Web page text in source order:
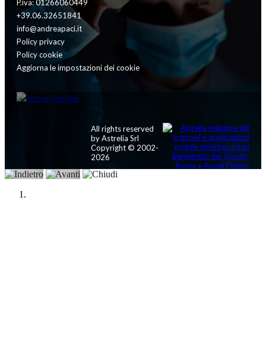
P.iva: 01266060449
+39.06.32651841
info@andreapaci.it
Policy privacy
Policy cookie
Aggiorna le impostazioni dei cookie
All rights reserved
by Astrelia Srl
Copyright © 2002-
2026